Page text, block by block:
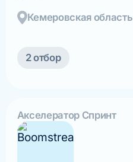
Кемеровская область
2 отбор
Акселератор Спринт